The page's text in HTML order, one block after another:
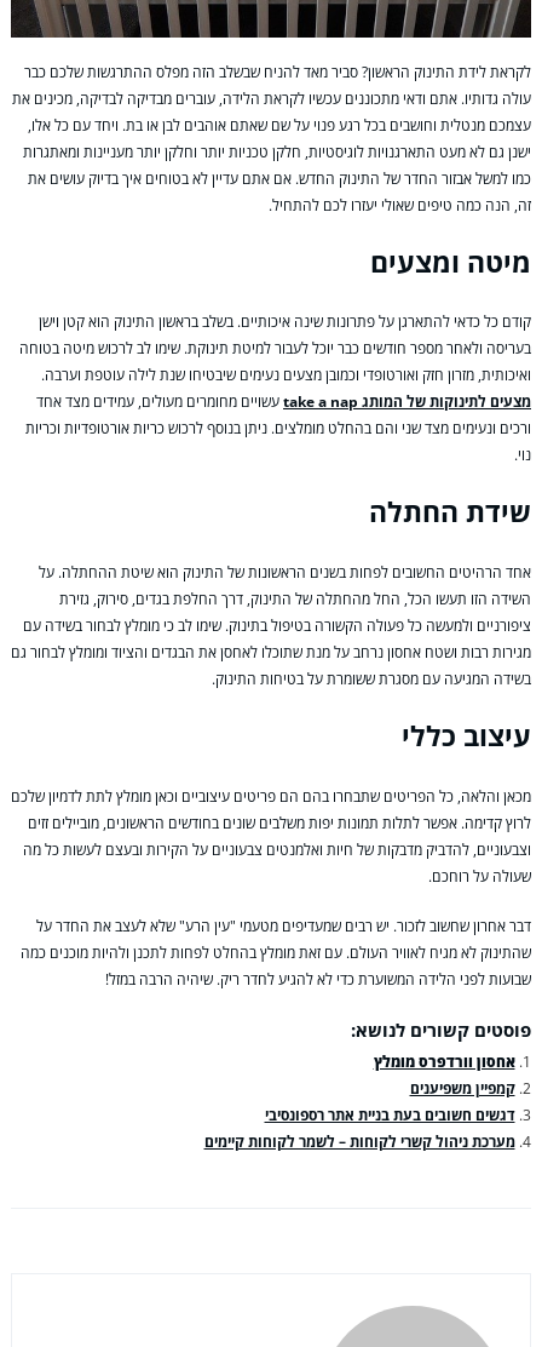
לקראת לידת התינוק הראשון? סביר מאד להניח שבשלב הזה מפלס ההתרגשות שלכם כבר
עולה גדותיו. אתם ודאי מתכוננים עכשיו לקראת הלידה, עוברים מבדיקה לבדיקה, מכינים את
עצמכם מנטלית וחושבים בכל רגע פנוי על שם שאתם אוהבים לבן או בת. ויחד עם כל אלו,
ישנן גם לא מעט התארגנויות לוגיסטיות, חלקן טכניות יותר וחלקן יותר מעניינות ומאתגרות
כמו למשל אבזור החדר של התינוק החדש. אם אתם עדיין לא בטוחים איך בדיוק עושים את
זה, הנה כמה טיפים שאולי יעזרו לכם להתחיל.
מיטה ומצעים
קודם כל כדאי להתארגן על פתרונות שינה איכותיים. בשלב בראשון התינוק הוא קטן וישן
בעריסה ולאחר מספר חודשים כבר יוכל לעבור למיטת תינוקת. שימו לב לרכוש מיטה בטוחה
ואיכותית, מזרון חזק ואורטופדי וכמובן מצעים נעימים שיבטיחו שנת לילה עוטפת וערבה.
מצעים לתינוקות של המותג take a nap
עשויים מחומרים מעולים, עמידים מצד אחד
ורכים ונעימים מצד שני והם בהחלט מומלצים. ניתן בנוסף לרכוש כריות אורטופדיות וכריות
נוי.
שידת החתלה
אחד הרהיטים החשובים לפחות בשנים הראשונות של התינוק הוא שיטת ההחתלה. על
השידה הזו תעשו הכל, החל מהחתלה של התינוק, דרך החלפת בגדים, סירוק, גזירת
ציפורניים ולמעשה כל פעולה הקשורה בטיפול בתינוק. שימו לב כי מומלץ לבחור בשידה עם
מגירות רבות ושטח אחסון נרחב על מנת שתוכלו לאחסן את הבגדים והציוד ומומלץ לבחור גם
בשידה המגיעה עם מסגרת ששומרת על בטיחות התינוק.
עיצוב כללי
מכאן והלאה, כל הפריטים שתבחרו בהם הם פריטים עיצוביים וכאן מומלץ לתת לדמיון שלכם
לרוץ קדימה. אפשר לתלות תמונות יפות משלבים שונים בחודשים הראשונים, מוביילים זזים
וצבעוניים, להדביק מדבקות של חיות ואלמנטים צבעוניים על הקירות ובעצם לעשות כל מה
שעולה על רוחכם.
דבר אחרון שחשוב לזכור. יש רבים שמעדיפים מטעמי "עין הרע" שלא לעצב את החדר על
שהתינוק לא מגיח לאוויר העולם. עם זאת מומלץ בהחלט לפחות לתכנן ולהיות מוכנים כמה
שבועות לפני הלידה המשוערת כדי לא להגיע לחדר ריק. שיהיה הרבה במזל!
פוסטים קשורים לנושא:
אחסון וורדפרס מומלץ
קמפיין משפיענים
דגשים חשובים בעת בניית אתר רספונסיבי
מערכת ניהול קשרי לקוחות – לשמר לקוחות קיימים